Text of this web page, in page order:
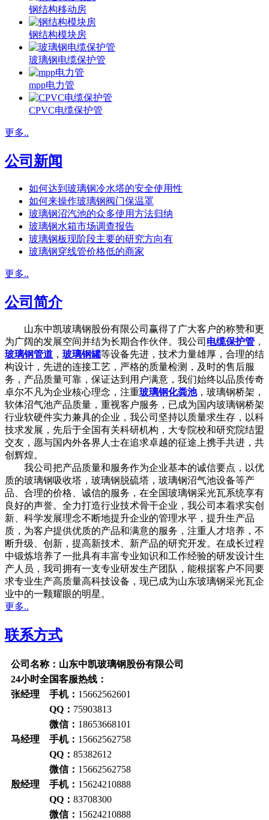
钢结构移动房
钢结构模块房
玻璃钢电缆保护管
mpp电力管
CPVC电缆保护管
更多..
公司新闻
如何达到玻璃钢冷水塔的安全使用性
如何来操作玻璃钢阀门保温罩
玻璃钢沼汽池的众多使用方法归纳
玻璃钢水箱市场调查报告
玻璃钢板现阶段主要的研究方向有
玻璃钢穿线管价格低的商家
更多..
公司简介
山东中凯玻璃钢股份有限公司赢得了广大客户的称赞和更
为广阔的发展空间并结为长期合作伙伴。我公司 电缆保护管 ，
玻璃钢管道 ， 玻璃钢罐等设备先进，技术力量雄厚，合理的结
构设计，先进的连接工艺，严格的质量检测，及时的售后服
务，产品质量可靠，保证达到用户满意，我们始终以品质传奇
卓尔不凡为企业核心理念，注重玻璃钢化粪池，玻璃钢桥架，
软体沼气池产品质量，重视客户服务，已成为国内玻璃钢桥架
行业软硬件实力兼具的企业，我公司坚持以质量求生存，以科
技求发展，先后于全国有关科研机构，大专院校和研究院结盟
交友，愿与国内外各界人士在追求卓越的征途上携手共进，共
创辉煌。
我公司把产品质量和服务作为企业基本的诚信要点，以优
质的玻璃钢吸收塔，玻璃钢脱硫塔，玻璃钢沼气池设备等产
品、合理的价格、诚信的服务，在全国玻璃钢采光瓦系统享有
良好的声誉。全力打造行业技术骨干企业，我公司本着求实创
新、科学发展理念不断地提升企业的管理水平，提升生产品
质，为客户提供优质的产品和满意的服务，注重人才培养，不
断升级、创新，提高新技术、新产品的研究开发。在成长过程
中锻炼培养了一批具有丰富专业知识和工作经验的研发设计生
产人员，我司拥有一支专业研发生产团队，能根据客户不同要
求专业生产高质量高科技设备，现已成为山东玻璃钢采光瓦企
业中的一颗耀眼的明星。
更多..
联系方式
公司名称：山东中凯玻璃钢股份有限公司
24小时全国客服热线：
张经理 手机： 15662562601
QQ： 75903813
微信： 18653668101
马经理 手机： 15662562758
QQ： 85382612
微信： 15662562758
殷经理 手机： 15624210888
QQ： 83708300
微信： 15624210888